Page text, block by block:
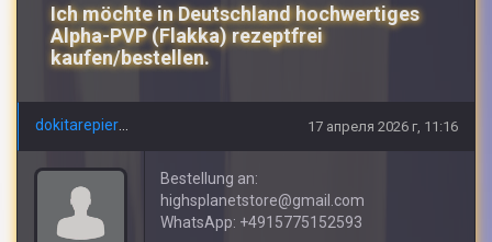
Ich möchte in Deutschland hochwertiges
Alpha-PVP (Flakka) rezeptfrei
kaufen/bestellen.
17 апреля 2026 г, 11:16
Bestellung an:
highsplanetstore@gmail.com
WhatsApp: +4915775152593